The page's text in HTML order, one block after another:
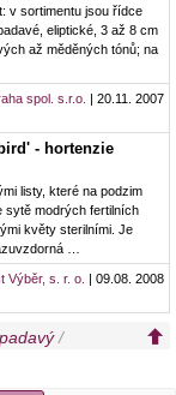
v sortimentu jsou řídce
eliptické, 3 až 8 cm
až měděných tónů; na
spol. s.r.o. | 20.11. 2007
- hortenzie
listy, které na podzim
sytě modrých fertilních
květy sterilními. Je
…
Výběr, s. r. o. | 09.08. 2008
/